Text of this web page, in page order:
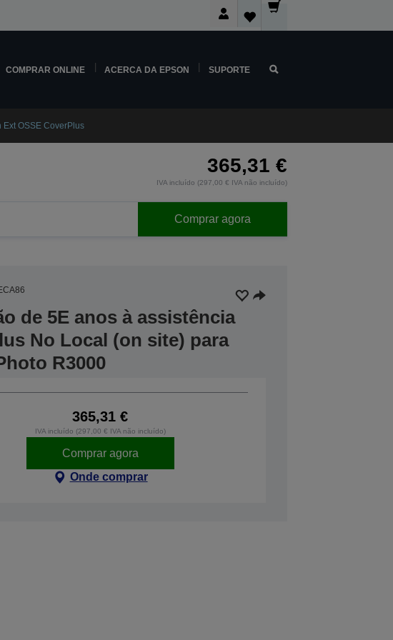
COMPRAR ONLINE ACERCA DA EPSON SUPORTE
Ext OSSE CoverPlus
365,31 €
IVA incluído (297,00 € IVA não incluído)
Comprar agora
de 5E anos à assistência
No Local (on site) para
R3000
365,31 €
IVA incluído (297,00 € IVA não incluído)
Comprar agora
Onde comprar